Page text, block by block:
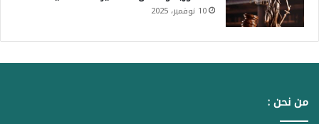
10 نوفمبر، 2025
من نحن :